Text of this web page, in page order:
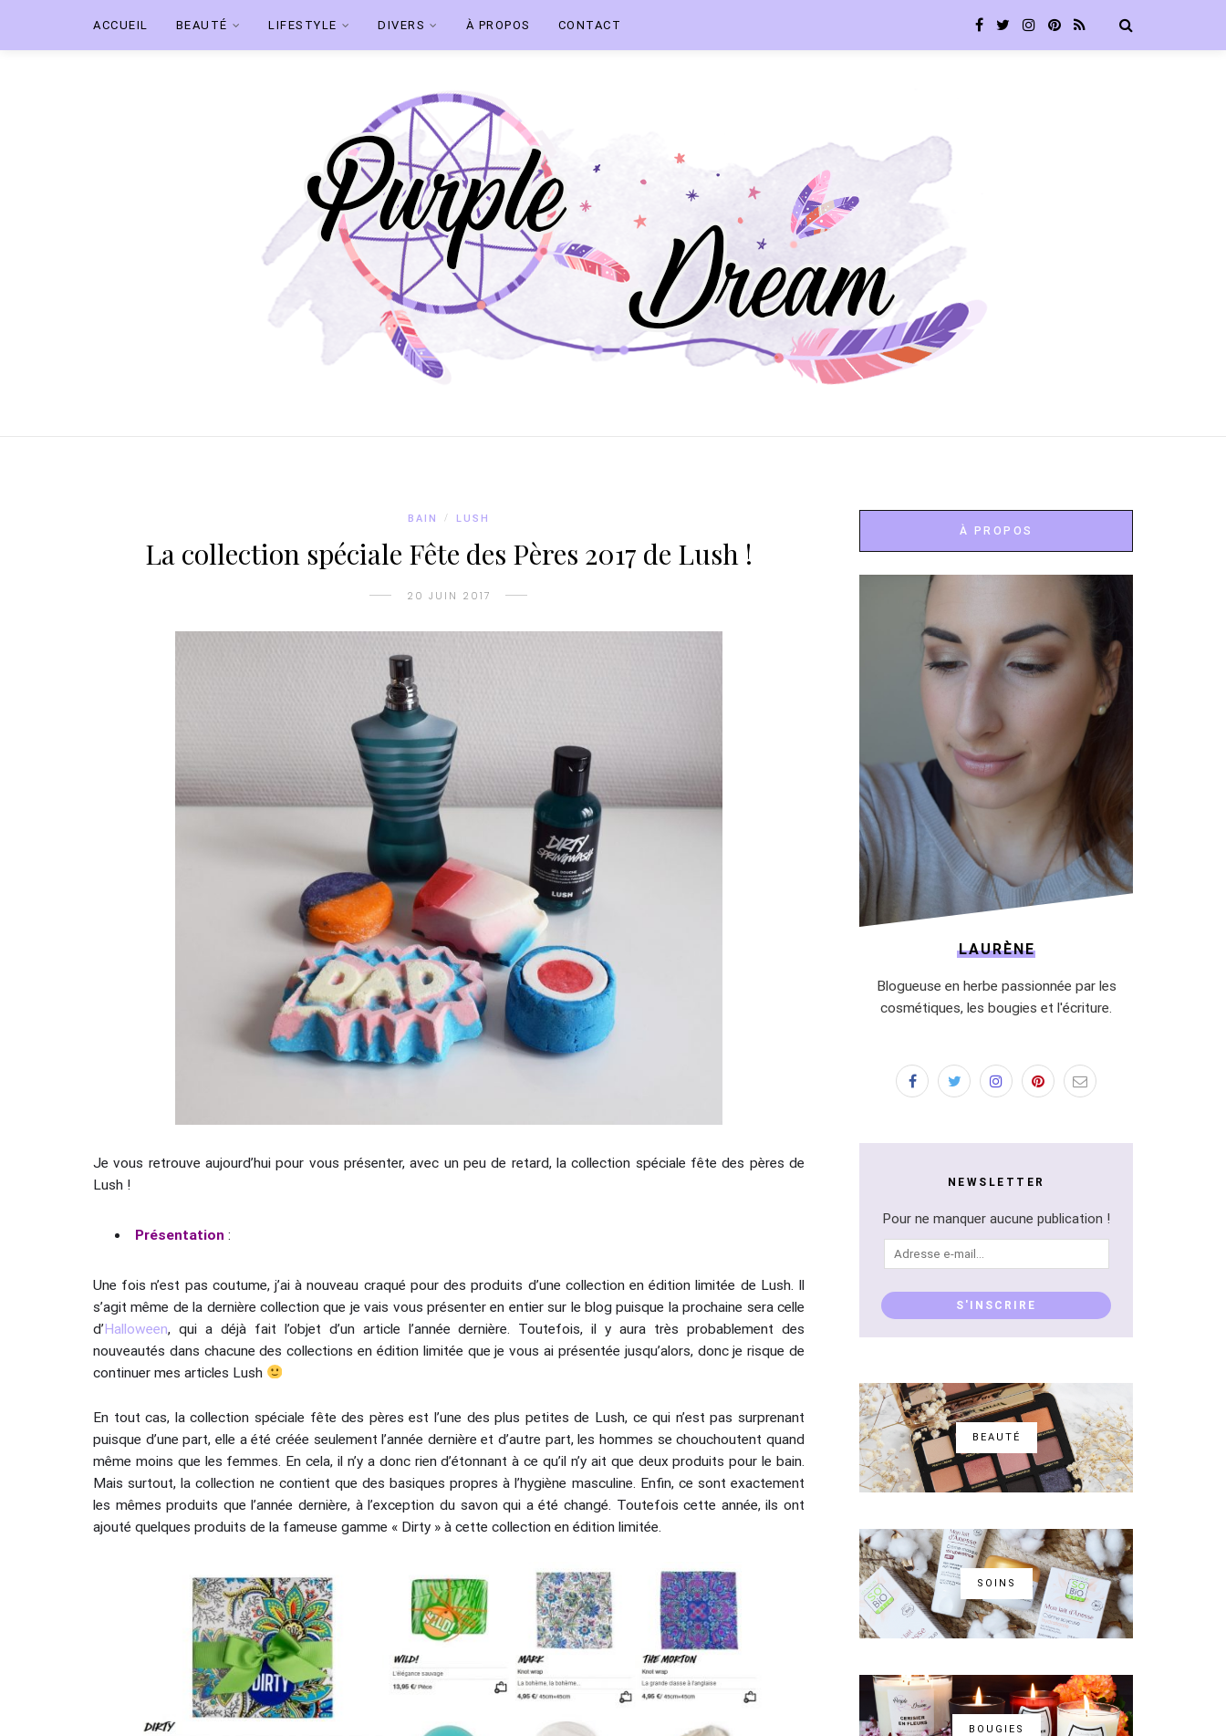
ACCUEIL BEAUTÉ LIFESTYLE DIVERS À PROPOS CONTACT
BAIN / LUSH
La collection spéciale Fête des Pères 2017 de Lush !
20 JUIN 2017
Je vous retrouve aujourd’hui pour vous présenter, avec un peu de retard, la collection spéciale fête des pères de
Lush !
Présentation :
Une fois n’est pas coutume, j’ai à nouveau craqué pour des produits d’une collection en édition limitée de Lush. Il
s’agit même de la dernière collection que je vais vous présenter en entier sur le blog puisque la prochaine sera celle
d’Halloween, qui a déjà fait l’objet d’un article l’année dernière. Toutefois, il y aura très probablement des
nouveautés dans chacune des collections en édition limitée que je vous ai présentée jusqu’alors, donc je risque de
continuer mes articles Lush
En tout cas, la collection spéciale fête des pères est l’une des plus petites de Lush, ce qui n’est pas surprenant
puisque d’une part, elle a été créée seulement l’année dernière et d’autre part, les hommes se chouchoutent quand
même moins que les femmes. En cela, il n’y a donc rien d’étonnant à ce qu’il n’y ait que deux produits pour le bain.
Mais surtout, la collection ne contient que des basiques propres à l’hygiène masculine. Enfin, ce sont exactement
les mêmes produits que l’année dernière, à l’exception du savon qui a été changé. Toutefois cette année, ils ont
ajouté quelques produits de la fameuse gamme « Dirty » à cette collection en édition limitée.
À PROPOS
LAURÈNE
Blogueuse en herbe passionnée par les
cosmétiques, les bougies et l'écriture.
NEWSLETTER
Pour ne manquer aucune publication !
Adresse
e-
S'INSCRIRE
BEAUTÉ
SOINS
BOUGIES